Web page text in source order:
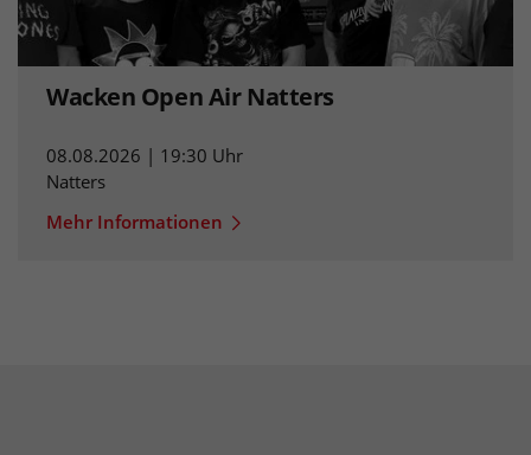
Wacken Open Air Natters
08.08.2026 | 19:30 Uhr
Natters
Mehr Informationen